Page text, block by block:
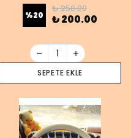
%20
₺ 250.00
₺ 200.00
SEPETE EKLE